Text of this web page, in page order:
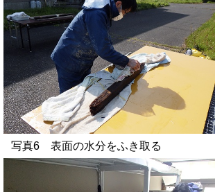
写真6 表面の水分をふき取る